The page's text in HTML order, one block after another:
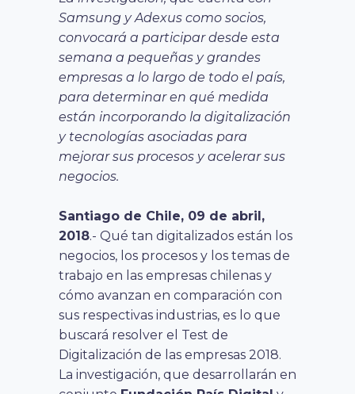
Samsung y Adexus como socios,
convocará a participar desde esta
semana a pequeñas y grandes
empresas a lo largo de todo el país,
para determinar en qué medida
están incorporando la digitalización
y tecnologías asociadas para
mejorar sus procesos y acelerar sus
negocios.
Santiago de Chile, 09 de abril,
2018.- Qué tan digitalizados están los
negocios, los procesos y los temas de
trabajo en las empresas chilenas y
cómo avanzan en comparación con
sus respectivas industrias, es lo que
buscará resolver el Test de
Digitalización de las empresas 2018.
La investigación, que desarrollarán en